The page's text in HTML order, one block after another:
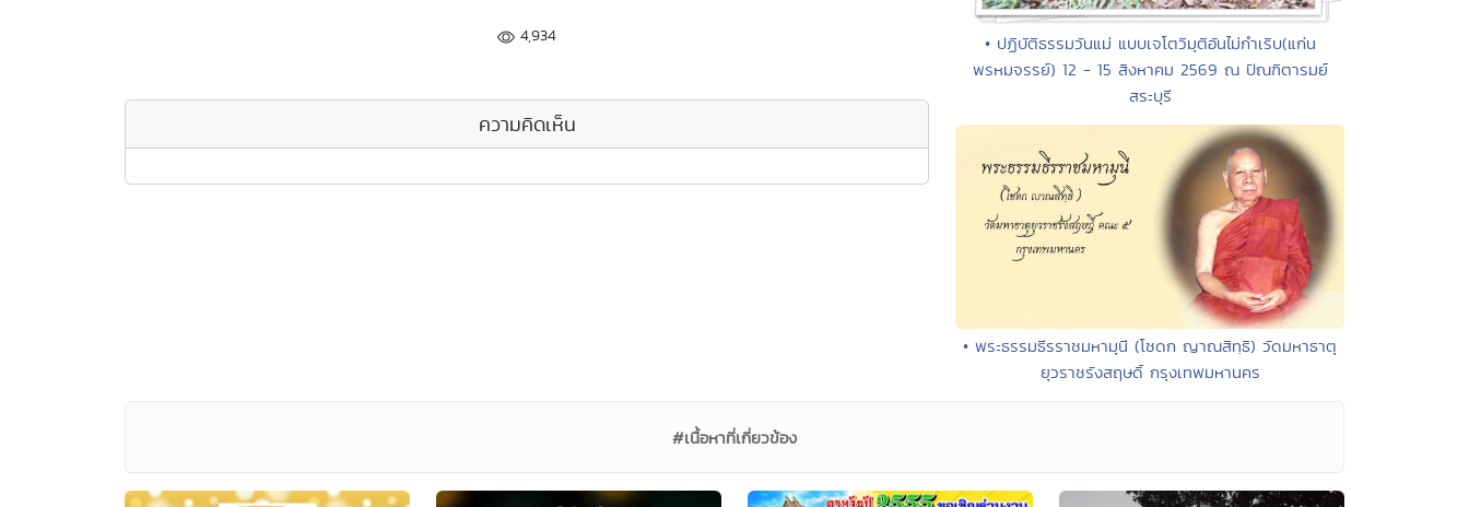
4,934
ความคิดเห็น
• ปฏิบัติธรรมวันแม่ แบบเจโตวิมุติอันไม่กำเริบ(แก่น
พรหมจรรย์) 12 - 15 สิงหาคม 2569 ณ ปัณฑิตารมย์
สระบุรี
• พระธรรมธีรราชมหามุนี (โชดก ญาณสิทฺธิ) วัดมหาธาตุ
ยุวราชรังสฤษดิ์ กรุงเทพมหานคร
#เนื้อหาที่เกี่ยวข้อง